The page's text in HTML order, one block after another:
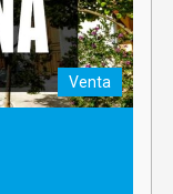
Venta